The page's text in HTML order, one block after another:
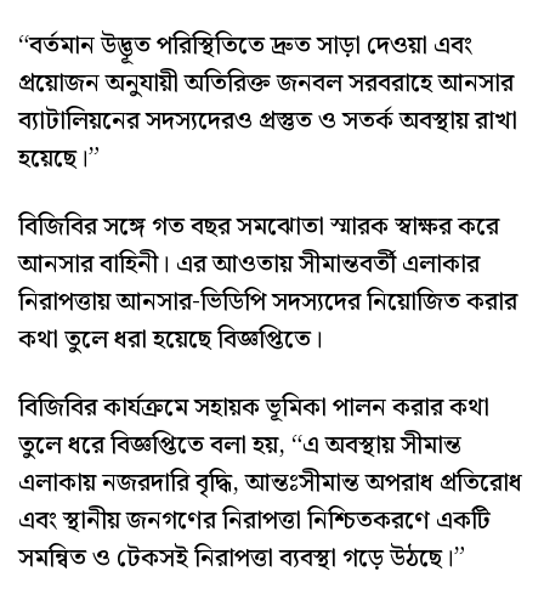
“বর্তমান উদ্ভূত পরিস্থিতিতে দ্রুত সাড়া দেওয়া এবং
প্রয়োজন অনুযায়ী অতিরিক্ত জনবল সরবরাহে আনসার
ব্যাটালিয়নের সদস্যদেরও প্রস্তুত ও সতর্ক অবস্থায় রাখা
হয়েছে।”
বিজিবির সঙ্গে গত বছর সমঝোতা স্মারক স্বাক্ষর করে
আনসার বাহিনী। এর আওতায় সীমান্তবর্তী এলাকার
নিরাপত্তায় আনসার-ভিডিপি সদস্যদের নিয়োজিত করার
কথা তুলে ধরা হয়েছে বিজ্ঞপ্তিতে।
বিজিবির কার্যক্রমে সহায়ক ভূমিকা পালন করার কথা
তুলে ধরে বিজ্ঞপ্তিতে বলা হয়, “এ অবস্থায় সীমান্ত
এলাকায় নজরদারি বৃদ্ধি, আন্তঃসীমান্ত অপরাধ প্রতিরোধ
এবং স্থানীয় জনগণের নিরাপত্তা নিশ্চিতকরণে একটি
সমন্বিত ও টেকসই নিরাপত্তা ব্যবস্থা গড়ে উঠছে।”